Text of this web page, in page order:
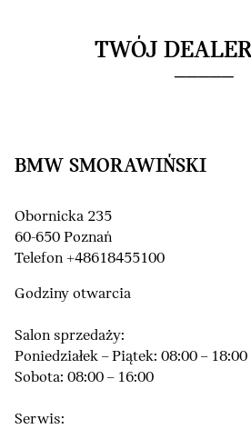
TWÓJ
BMW SMORAWIŃSKI
Obornicka 235
60-650 Poznań
Telefon +48618455100
Godziny otwarcia
Salon sprzedaży:
Poniedziałek – Piątek: 08:00 – 18:00
Sobota: 08:00 – 16:00
Serwis: